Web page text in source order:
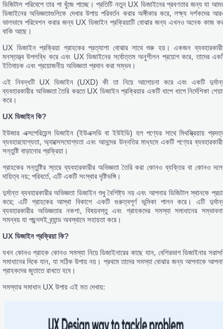
ডিজিটাল পরিবেশে তার পা খুঁজে পাচ্ছে। প্রতিটি নতুন UX ডিজাইনের প্রবণতার জন্য যা
ডিজাইনের অভিজ্ঞতাগুলিকে দেখার উপায় পরিবর্তন করার অঙ্গীকার করে, লক্ষ্য দর্শকদের
ভালভাবে পরিবেশন করার জন্য UX ডিজাইন প্রক্রিয়াটি বোঝার জন্য এখনও অনেক কাজ
বাকি আছে।
UX ডিজাইন প্রক্রিয়া গ্রাহকের প্রত্যাশা বোঝার সাথে শুরু হয়। একজন
মনস্তত্ত্ব উপলব্ধি করে এবং UX ডিজাইনের সর্বোত্তম অনুশীলন প্রয়োগ করে, তাদের
ইতিবাচক এবং প্রয়োজনীয় অভিজ্ঞতা প্রদান করা সম্ভব।
এই নিবন্ধটি UX ডিজাইন (UXD) কী তা নিয়ে আলোচনা করে এবং একটি
ব্যবহারকারীর অভিজ্ঞতা তৈরি করতে UX ডিজাইন প্রক্রিয়ার একটি ধাপে ধাপে নির্দেশিকা
করে।
UX ডিজাইন কি?
ইউজার এক্সপেরিয়েন্স ডিজাইন (ইউএক্সডি বা ইউইডি) হল পণ্যের সাথে মিথস্ক্রিয়ায়
ব্যবহারযোগ্যতা, অ্যাক্সেসযোগ্যতা এবং আনন্দের উন্নতির মাধ্যমে একটি পণ্যের
সন্তুষ্টি বাড়ানোর প্রক্রিয়া।
গ্রাহকের সন্তুষ্টির স্তরে ব্যবহারকারীর অভিজ্ঞতা তৈরি করা কোনও ব্যক্তির বা কোনও
দায়িত্ব নয়; পরিবর্তে, এটি একটি সংস্থার দৃষ্টিভঙ্গি।
দুর্দান্ত ব্যবহারকারীর অভিজ্ঞতা ডিজাইন শুধু বৈশিষ্ট্য নয় এবং আপনার ডিজিটাল স্থানকে
করে; এটি গ্রাহকের আস্থা বিকাশে একটি গুরুত্বপূর্ণ ভূমিকা পালন করে। এটি
ব্যবহারকারীর অভিজ্ঞতার নকশা, বিষয়বস্তু এবং গ্রাহকদের সমস্যা সমাধানের
সমন্বয় যা পছন্দসই ব্র্যান্ড অবস্থানে সহায়তা করে।
UX ডিজাইন প্রক্রিয়া কি?
যখন কোনও গ্রাহক কোনও সমস্যা নিয়ে ডিজাইনারের কাছে যান, বেশিরভাগ ডিজাইনার
সমাধানের দিকে যান, যা সঠিক উপায় নয়। প্রথমে তাদের সমস্যা বোঝার জন্য আপনাকে
গ্রাহকদের জুতাতে রাখতে হবে।
সমস্যার সমাধান UX উপায় এই মত দেখায়: